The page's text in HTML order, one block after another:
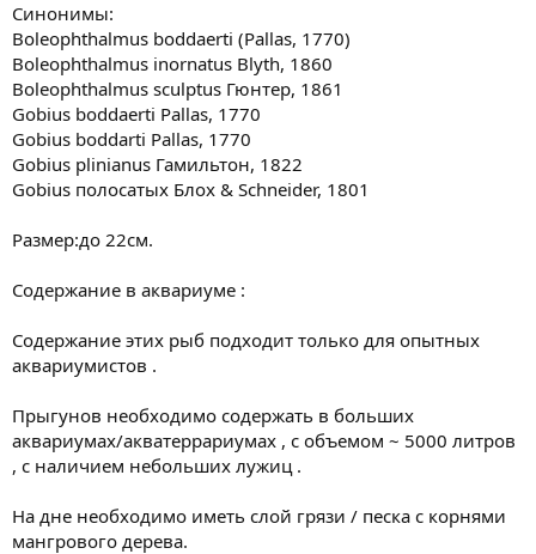
Синонимы:
Boleophthalmus boddaerti (Pallas, 1770)
Boleophthalmus inornatus Blyth, 1860
Boleophthalmus sculptus Гюнтер, 1861
Gobius boddaerti Pallas, 1770
Gobius boddarti Pallas, 1770
Gobius plinianus Гамильтон, 1822
Gobius полосатых Блох & Schneider, 1801
Размер:до 22см.
Содержание в аквариуме :
Содержание этих рыб подходит только для опытных
аквариумистов .
Прыгунов необходимо содержать в больших
аквариумах/акватеррариумах , с объемом ~ 5000 литров
, с наличием небольших лужиц .
На дне необходимо иметь слой грязи / песка с корнями
мангрового дерева.